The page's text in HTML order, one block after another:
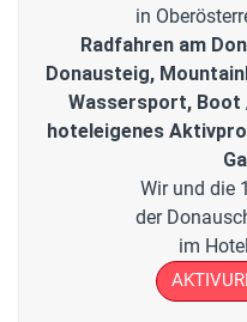
in
Radfahren am
Donausteig,
Wassersport,
hoteleigenes
Wir und die
der
im